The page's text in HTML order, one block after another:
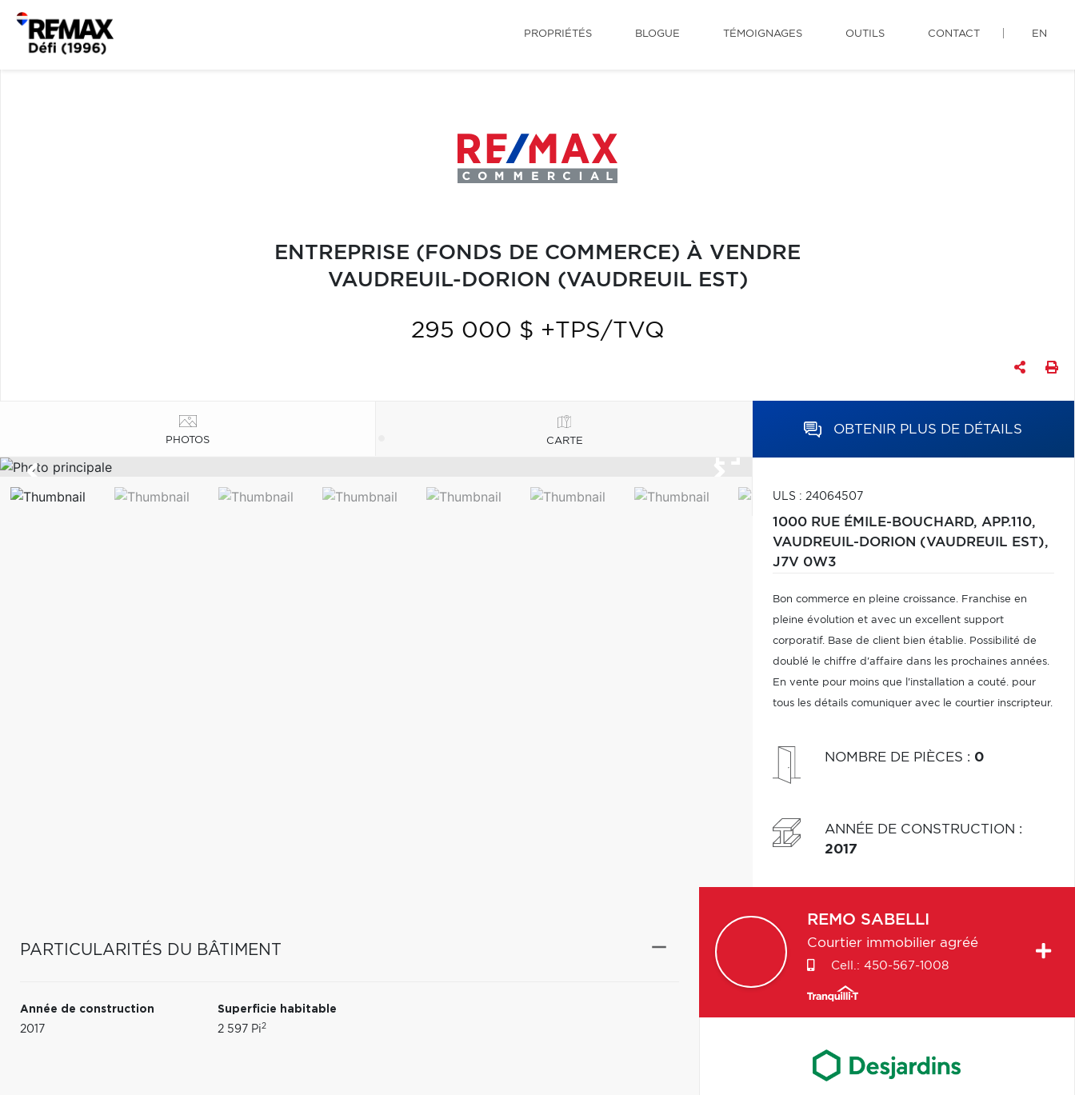
PROPRIÉTÉS BLOGUE TÉMOIGNAGES OUTILS CONTACT EN
ENTREPRISE (FONDS DE COMMERCE) À VENDRE
VAUDREUIL-DORION (VAUDREUIL EST)
295 000 $ +TPS/TVQ
PHOTOS CARTE
OBTENIR PLUS DE DÉTAILS
ULS : 24064507
1000 RUE ÉMILE-BOUCHARD, APP.110,
VAUDREUIL-DORION (VAUDREUIL EST),
J7V 0W3
Bon commerce en pleine croissance. Franchise en
pleine évolution et avec un excellent support
corporatif. Base de client bien établie. Possibilité de
doublé le chiffre d'affaire dans les prochaines années.
En vente pour moins que l'installation a couté. pour
tous les détails comuniquer avec le courtier inscripteur.
NOMBRE DE PIÈCES : 0
ANNÉE DE CONSTRUCTION :
2017
PARTICULARITÉS DU BÂTIMENT
Année de construction
2017
Superficie habitable
2 597 Pi2
REMO SABELLI
Courtier immobilier agréé
Cell.: 450-567-1008